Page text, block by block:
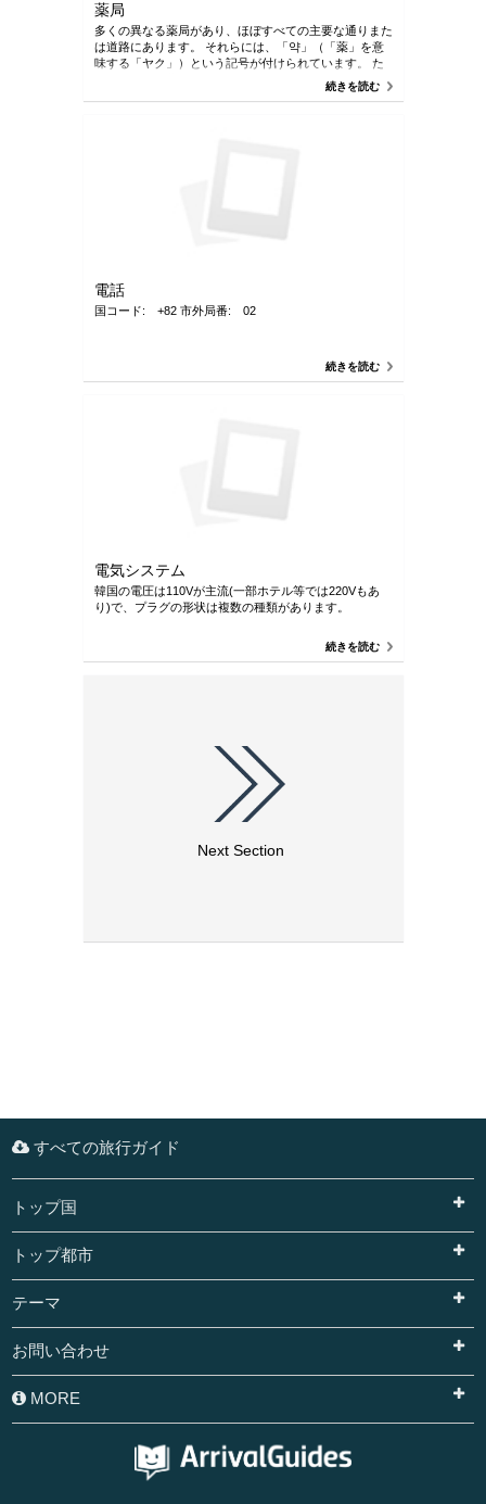
薬局
多くの異なる薬局があり、ほぼすべての主要な通りまた
は道路にあります。 それらには、「약」（「薬」を意
味する「ヤク」）という記号が付けられています。 た
だし、多くの薬局は日曜日は休業していますが、大きな
ショッピングモール、地下鉄の駅、バスターミナルにあ
続きを読む
電話
国コード: +82 市外局番: 02
続きを読む
電気システム
韓国の電圧は110Vが主流(一部ホテル等では220Vもあ
り)で、プラグの形状は複数の種類があります。
続きを読む
Next Section
すべての旅行ガイド
トップ国
トップ都市
テーマ
お問い合わせ
MORE